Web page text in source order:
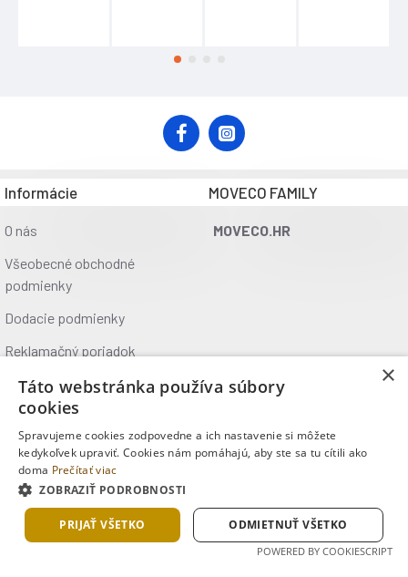
Informácie
O nás
Všeobecné obchodné
podmienky
Dodacie podmienky
Reklamačný poriadok
Ochrana údajov
Kontakt
Kde nás nájdete
MOVECO FAMILY
MOVECO.HR
Copyright © 2025, MOVECO s.r.o., Všetky práva vyhradené
×
Táto webstránka používa súbory
cookies
Spravujeme cookies zodpovedne a ich nastavenie si môžete
kedykoľvek upraviť. Cookies nám pomáhajú, aby ste sa tu cítili ako
doma Prečítať viac
ZOBRAZIŤ PODROBNOSTI
PRIJAŤ VŠETKO ODMIETNUŤ VŠETKO
POWERED BY COOKIESCRIPT